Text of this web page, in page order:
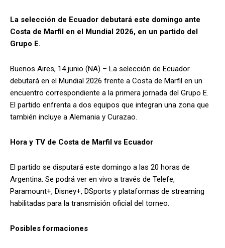
La selección de Ecuador debutará este domingo ante
Costa de Marfil en el Mundial 2026, en un partido del
Grupo E.
Buenos Aires, 14 junio (NA) – La selección de Ecuador
debutará en el Mundial 2026 frente a Costa de Marfil en un
encuentro correspondiente a la primera jornada del Grupo E.
El partido enfrenta a dos equipos que integran una zona que
también incluye a Alemania y Curazao.
Hora y TV de Costa de Marfil vs Ecuador
El partido se disputará este domingo a las 20 horas de
Argentina. Se podrá ver en vivo a través de Telefe,
Paramount+, Disney+, DSports y plataformas de streaming
habilitadas para la transmisión oficial del torneo.
Posibles formaciones